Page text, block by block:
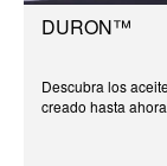
DURON™
Descubra los
creado hasta